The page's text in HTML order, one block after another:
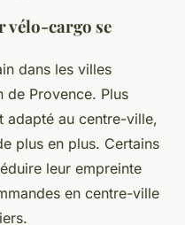
vélo-cargo se
dans les villes
de Provence. Plus
adapté au centre-ville,
plus en plus. Certains
leur empreinte
en centre-ville